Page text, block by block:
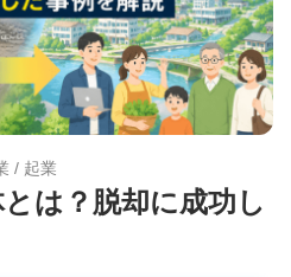
/ 起業
は？脱却に成功し